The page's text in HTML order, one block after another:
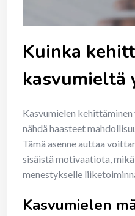
Kuinka
kasvumieltä
Kasvumielen
nähdä haasteet
Tämä asenne auttaa
sisäistä motivaatiota,
menestykselle
Kasvumielen